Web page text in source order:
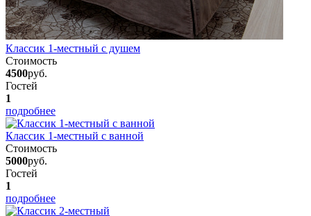
Классик 1-местный с душем
Стоимость
4500руб.
Гостей
1
подробнее
Классик 1-местный с ванной
Стоимость
5000руб.
Гостей
1
подробнее